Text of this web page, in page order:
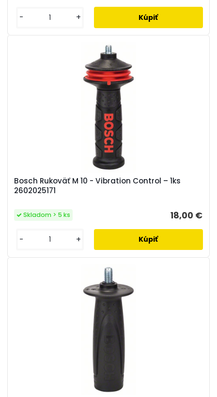
- +
Bosch Rukoväť M 10 - Vibration Control – 1ks
2602025171
18,00 €
Skladom > 5 ks
- +